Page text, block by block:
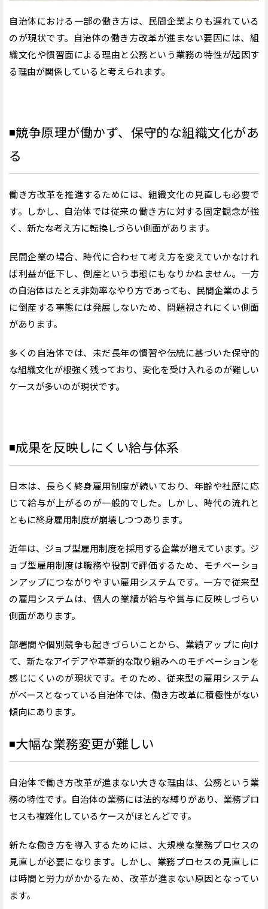
自治体における一部の働き方は、民間企業よりも遅れている
のが現状です。自治体の働き方改革が進まない要因には、組
織文化や慣習面による理由と公務という業務の特性が起因す
る理由が関係していると考えられます。
◾️競争原理が働かず、保守的な組織文化があ
る
働き方改革を推進するためには、組織文化の見直しも必要で
す。しかし、自治体では従来の働き方に対する固定観念が強
く、新たな考え方に転換しづらい側面があります。
民間企業の場合、時代に合わせて考え方を変えていかなけれ
ば利益が低下し、倒産という事態にもなりかねません。一方
の自治体はたとえ非効率なやり方であっても、民間企業のよう
に倒産する事態には発展しないため、問題視されにくい側面
があります。
多くの自治体では、未だ長年の慣習や伝統に基づいた保守的
な組織文化が根強く残っており、変化を受け入れるのが難しい
ケースが多いのが現状です。
◾️成果を反映しにくい給与体系
日本は、長らく終身雇用制度が続いており、年齢や社歴に応
じて給与が上がるのが一般的でした。しかし、時代の流れと
ともに終身雇用制度が崩壊しつつあります。
近年は、ジョブ型雇用制度を採用する企業が増えています。ジ
ョブ型雇用制度は職務や役割で評価するため、モチベーショ
ンアップにつながりやすい雇用システムです。一方で従来型
の雇用システムは、個人の業績が給与や賞与に反映しづらい
側面があります。
部署間や個別競争も起きづらいことから、業績アップに向け
て、新たなアイデアや革新的な取り組みへのモチベーションを
感じにくいのが現状です。そのため、従来型の雇用システム
がベースとなっている自治体では、働き方改革に積極性がない
傾向にあります。
◾️大幅な業務変更が難しい
自治体で働き方改革が進まない大きな理由は、公務という業
務の特性です。自治体の業務には法的な縛りがあり、業務プロ
セスも複雑化しているケースがほとんどです。
新たな働き方を導入するためには、大規模な業務プロセスの
見直しが必要になります。しかし、業務プロセスの見直しに
は時間と労力がかかるため、改革が進まない原因となってい
ます。